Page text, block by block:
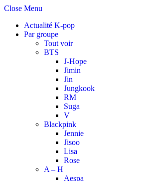
Close Menu
Actualité K-pop
Par groupe
Tout voir
BTS
J-Hope
Jimin
Jin
Jungkook
RM
Suga
V
Blackpink
Jennie
Jisoo
Lisa
Rose
A – H
Aespa